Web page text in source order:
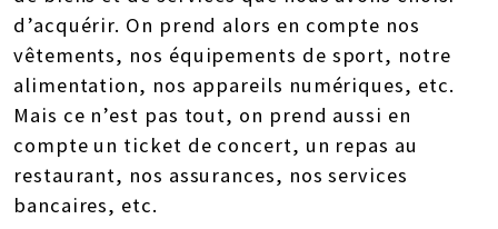
d’acquérir. On prend alors en compte nos
vêtements, nos équipements de sport, notre
alimentation, nos appareils numériques, etc.
Mais ce n’est pas tout, on prend aussi en
compte un ticket de concert, un repas au
restaurant, nos assurances, nos services
bancaires, etc.